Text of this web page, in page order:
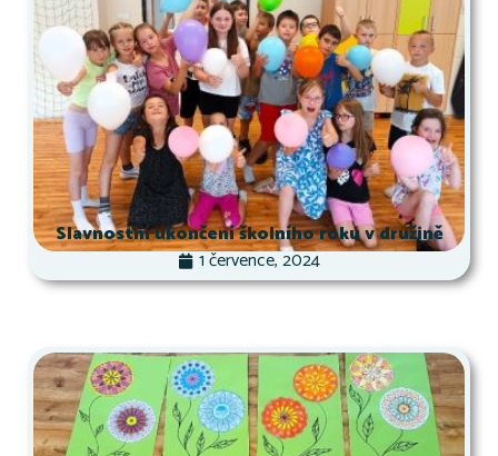
Slavnostní ukončení školního roku v družině
1 července, 2024